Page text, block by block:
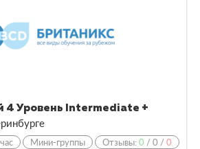
4 Уровень Intermediate +
Мини-группы Отзывы:0 /0 /0